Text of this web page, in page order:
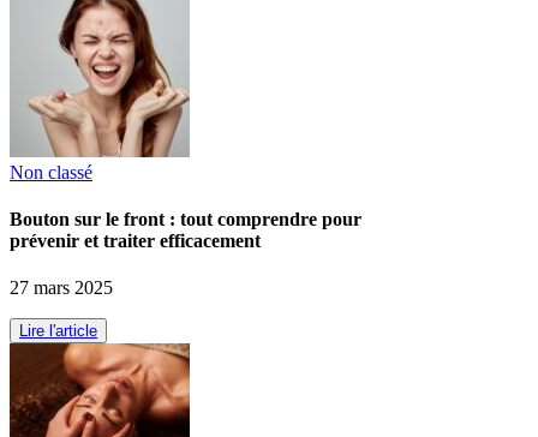
Non classé
Bouton sur le front : tout comprendre pour
prévenir et traiter efficacement
27 mars 2025
Lire l'article